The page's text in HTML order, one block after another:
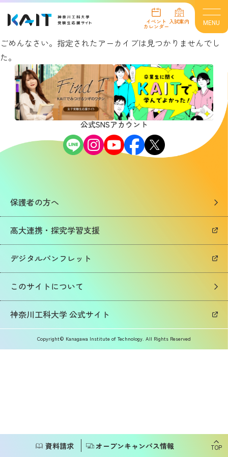
イベント
カレンダー
入試案内 MENU
イベント情報
イベントカレンダー
オープンキャンパス
進学相談会
オンライン個別相談会
入試案内
入試FAQ／お問い合わせ
・総合型選抜
・学校推薦型選抜
・一般選抜
・外国人留学生試験
KAITの魅力、もっと紹介！
見つかりませんでした
ごめんなさい。指定されたアーカイブは見つかりませんでし
た。
公式SNSアカウント
保護者の方へ
高大連携・探究学習支援
デジタルパンフレット
このサイトについて
神奈川工科大学 公式サイト
Copyright© Kanagawa Institute of Technology. All Rights Reserved
資料請求 オープンキャンパス情報 TOP